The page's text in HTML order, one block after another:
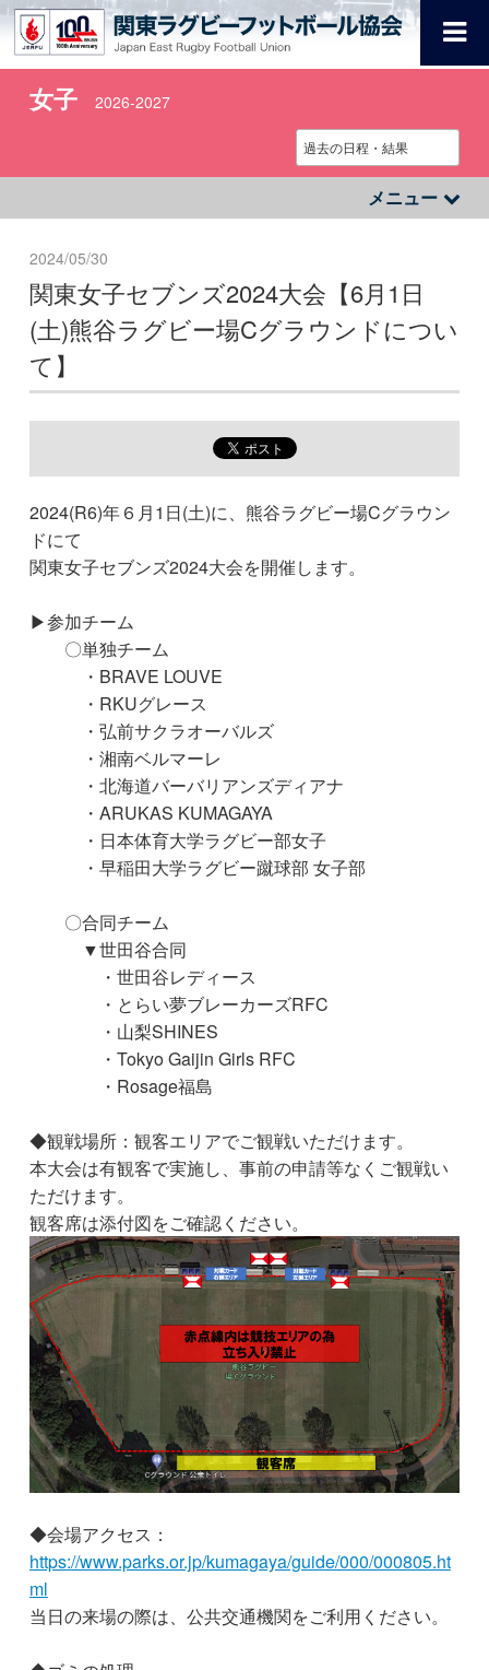
女子 2026-2027
メニュー
2024/05/30
関東女子セブンズ2024大会【6月1日
(土)熊谷ラグビー場Cグラウンドについ
て】
2024(R6)年６月1日(土)に、熊谷ラグビー場Cグラウン
ドにて
関東女子セブンズ2024大会を開催します。
▶参加チーム
〇単独チーム
・BRAVE LOUVE
・RKUグレース
・弘前サクラオーバルズ
・湘南ベルマーレ
・北海道バーバリアンズディアナ
・ARUKAS KUMAGAYA
・日本体育大学ラグビー部女子
・早稲田大学ラグビー蹴球部 女子部
〇合同チーム
▼世田谷合同
・世田谷レディース
・とらい夢ブレーカーズRFC
・山梨SHINES
・Tokyo Gaijin Girls RFC
・Rosage福島
◆観戦場所：観客エリアでご観戦いただけます。
本大会は有観客で実施し、事前の申請等なくご観戦い
ただけます。
観客席は添付図をご確認ください。
◆会場アクセス：
https://www.parks.or.jp/kumagaya/guide/000/000805.ht
ml
当日の来場の際は、公共交通機関をご利用ください。